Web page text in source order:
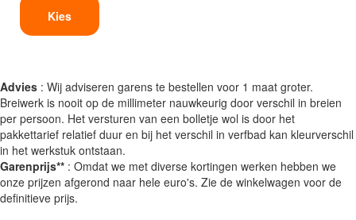
Kies
Advies : Wij adviseren garens te bestellen voor 1 maat groter.
Breiwerk is nooit op de millimeter nauwkeurig door verschil in breien
per persoon. Het versturen van een bolletje wol is door het
pakkettarief relatief duur en bij het verschil in verfbad kan kleurverschil
in het werkstuk ontstaan.
Garenprijs** : Omdat we met diverse kortingen werken hebben we
onze prijzen afgerond naar hele euro's. Zie de winkelwagen voor de
definitieve prijs.